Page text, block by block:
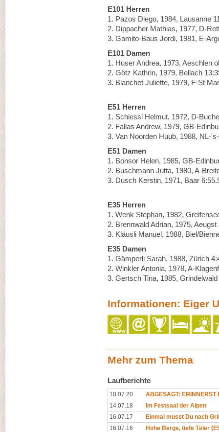
E101 Herren
1. Pazos Diego, 1984, Lausanne
2. Dippacher Mathias, 1977, D-
3. Gamito-Baus Jordi, 1981, E-
E101 Damen
1. Huser Andrea, 1973, Aeschlen
2. Götz Kathrin, 1979, Bellach
3. Blanchet Juliette, 1979, F-St
E51 Herren
1. Schiessl Helmut, 1972, D-
2. Fallas Andrew, 1979, GB-
3. Van Noorden Huub, 1988, NL-
E51 Damen
1. Bonsor Helen, 1985, GB-
2. Buschmann Jutta, 1980, A-
3. Dusch Kerstin, 1971, Baar
E35 Herren
1. Wenk Stephan, 1982,
2. Brennwald Adrian, 1975,
3. Kläusli Manuel, 1988, Biel/
E35 Damen
1. Gämperli Sarah, 1988, Zürich
2. Winkler Antonia, 1978, A-
3. Gertsch Tina, 1985,
Informationen: Eiger
Mehr zum Thema
Laufberichte
18.07.20
ABGESAGT: ERINNERST
14.07.18
Im Festsaal der Alpen
16.07.17
Einmal musst Du nach
16.07.16
Hohe Berge, tiefe Täler